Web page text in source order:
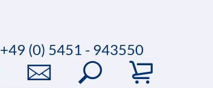
+49 (0) 5451 - 943550